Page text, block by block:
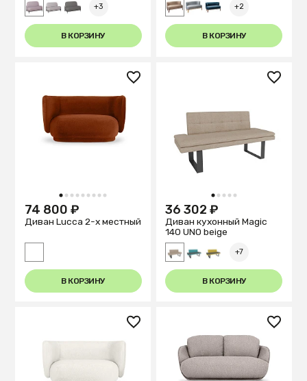
+3
В КОРЗИНУ
+2
В КОРЗИНУ
1 2 3 4 5 6 7 8 9
74 800 ₽
Диван Lucca 2-х местный
В КОРЗИНУ
1 2 3 4 5
36 302 ₽
Диван кухонный Magiс
140 UNO beige
+7
В КОРЗИНУ